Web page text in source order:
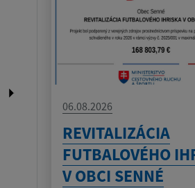
06.08.2026
REVITALIZÁCIA
FUTBALOVÉHO
V OBCI SENNÉ